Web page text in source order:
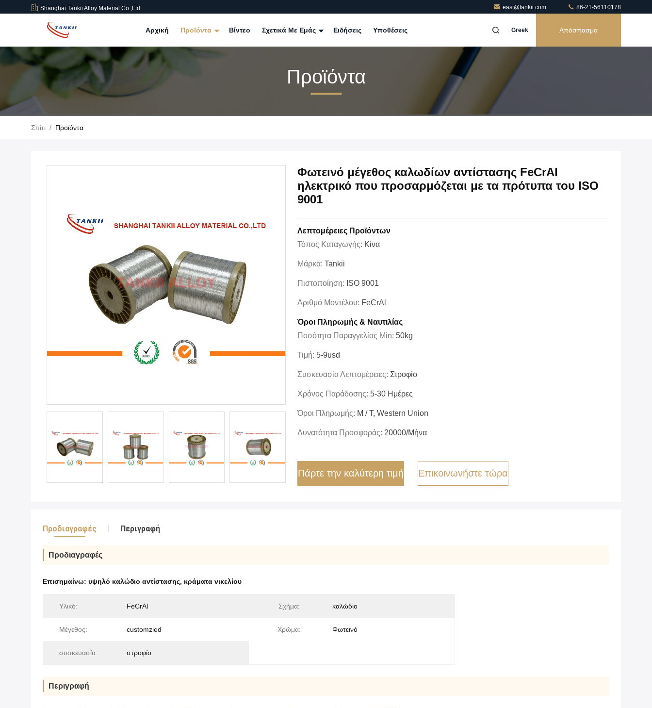
Shanghai Tankii Alloy Material Co.,Ltd east@tankii.com 86-21-56110178
Αρχική Προϊόντα Βίντεο Σχετικά Με Εμάς Ειδήσεις Υποθέσεις Greek Απόσπασμα
Προϊόντα
Σπίτι / Προϊόντα
Φωτεινό μέγεθος καλωδίων αντίστασης FeCrAl
ηλεκτρικό που προσαρμόζεται με τα πρότυπα του ISO
9001
Λεπτομέρειες Προϊόντων
Τόπος Καταγωγής: Κίνα
Μάρκα: Tankii
Πιστοποίηση: ISO 9001
Αριθμό Μοντέλου: FeCrAl
Όροι Πληρωμής & Ναυτιλίας
Ποσότητα Παραγγελίας Min: 50kg
Τιμή: 5-9usd
Συσκευασία Λεπτομέρειες: Στροφίο
Χρόνος Παράδοσης: 5-30 Ημέρες
Όροι Πληρωμής: Μ / Τ, Western Union
Δυνατότητα Προσφοράς: 20000/μήνα
Πάρτε την καλύτερη τιμή Επικοινωνήστε τώρα
Προδιαγραφές Περιγραφή
Προδιαγραφές
Επισημαίνω: υψηλό καλώδιο αντίστασης, κράματα νικελίου
Υλικό: FeCrAl Σχήμα: καλώδιο
Μέγεθος: customzied Χρώμα: Φωτεινό
συσκευασία: στροφίο
Περιγραφή